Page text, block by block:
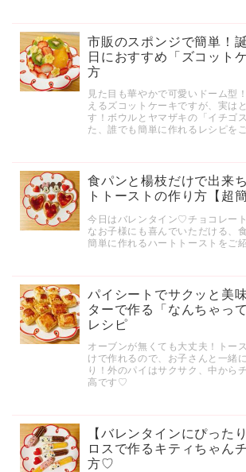
市販のスポンジで簡単！
日におすすめ「ズコット
方
見た目も華やかで可愛いドーム型
えるズコットケーキですが、実は
す！ボウルとヤマザキの「イチゴ
た、誰でも簡単に作れるレシピを
食パンと楊枝だけで出来
トトーストの作り方【超
今日はバレンタイン♡チョコレー
なお子様にも喜んでいただける、
簡単に作れるハートトーストをご
パイシートでサクッと美
ターで作る「なんちゃっ
レシピ
オーブンが無くても大丈夫！トー
けで作れるので、お子さんと一緒
り！外のパイはサクサク、中から
高です♡
【バレンタインにぴった
ロスで作るキティちゃん
方♡